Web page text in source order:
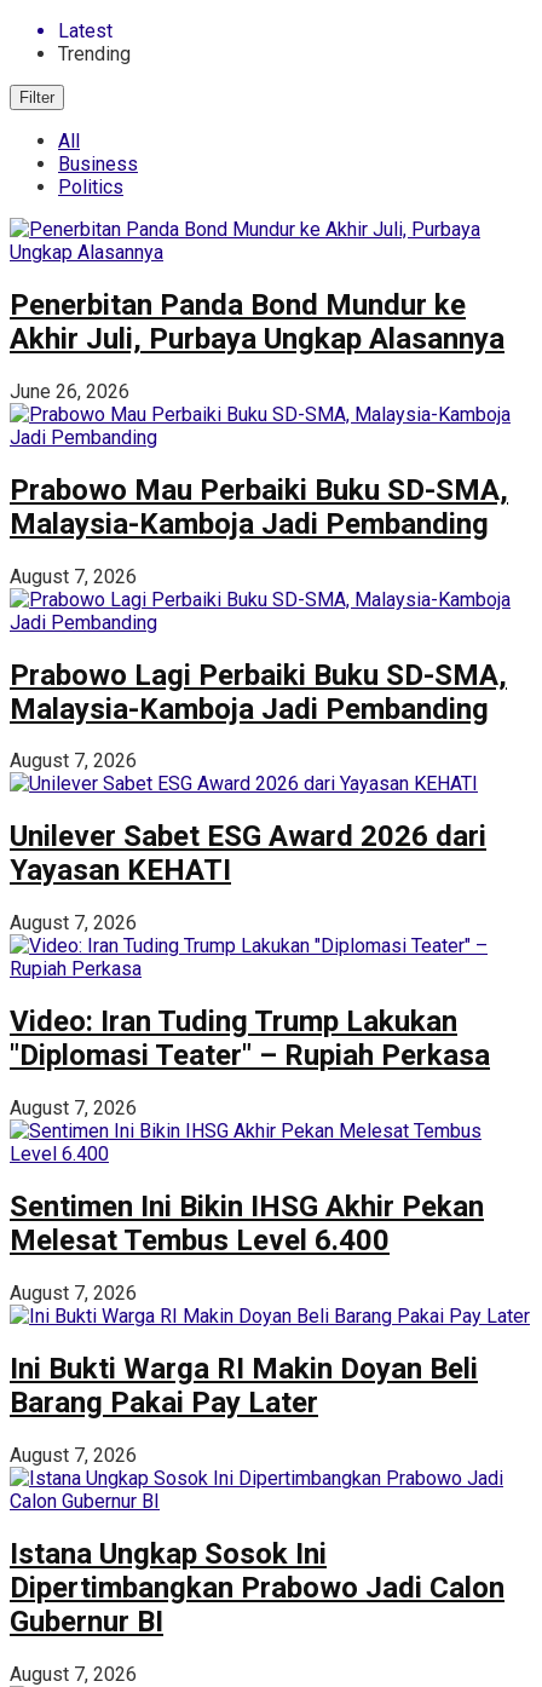
Latest
Trending
Filter
All
Business
Politics
Penerbitan Panda Bond Mundur ke
Akhir Juli, Purbaya Ungkap Alasannya
June 26, 2026
Prabowo Mau Perbaiki Buku SD-SMA,
Malaysia-Kamboja Jadi Pembanding
August 7, 2026
Prabowo Lagi Perbaiki Buku SD-SMA,
Malaysia-Kamboja Jadi Pembanding
August 7, 2026
Unilever Sabet ESG Award 2026 dari
Yayasan KEHATI
August 7, 2026
Video: Iran Tuding Trump Lakukan
"Diplomasi Teater" – Rupiah Perkasa
August 7, 2026
Sentimen Ini Bikin IHSG Akhir Pekan
Melesat Tembus Level 6.400
August 7, 2026
Ini Bukti Warga RI Makin Doyan Beli
Barang Pakai Pay Later
August 7, 2026
Istana Ungkap Sosok Ini
Dipertimbangkan Prabowo Jadi Calon
Gubernur BI
August 7, 2026